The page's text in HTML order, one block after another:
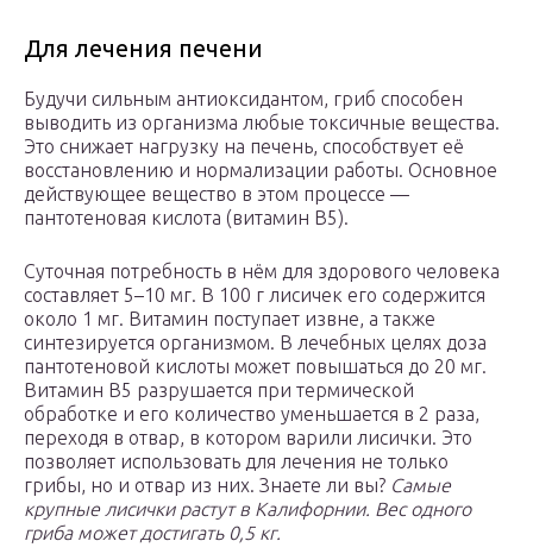
Для лечения печени
Будучи сильным антиоксидантом, гриб способен
выводить из организма любые токсичные вещества.
Это снижает нагрузку на печень, способствует её
восстановлению и нормализации работы. Основное
действующее вещество в этом процессе —
пантотеновая кислота (витамин B5).
Суточная потребность в нём для здорового человека
составляет 5–10 мг. В 100 г лисичек его содержится
около 1 мг. Витамин поступает извне, а также
синтезируется организмом. В лечебных целях доза
пантотеновой кислоты может повышаться до 20 мг.
Витамин B5 разрушается при термической
обработке и его количество уменьшается в 2 раза,
переходя в отвар, в котором варили лисички. Это
позволяет использовать для лечения не только
грибы, но и отвар из них. Знаете ли вы? Самые
крупные лисички растут в Калифорнии. Вес одного
гриба может достигать 0,5 кг.